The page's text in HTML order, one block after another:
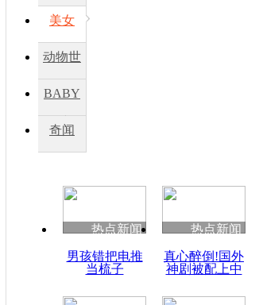
因
度苗族花山节
美女
动物世
BABY
秀
奇闻
热点新闻
男孩错把电推
当梳子
热点新闻
真心醉倒!国外
神剧被配上中